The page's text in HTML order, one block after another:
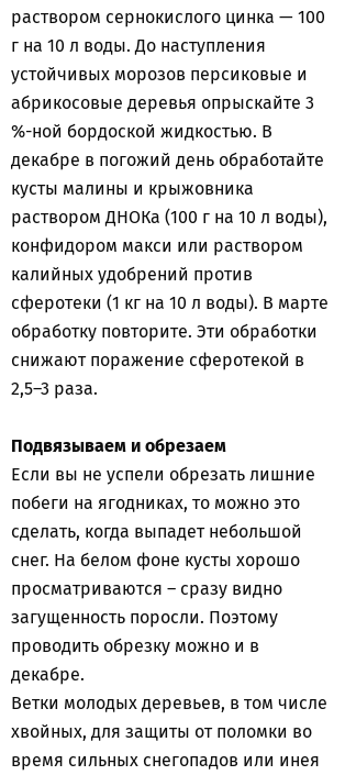
раствором сернокислого цинка — 100
г на 10 л воды. До наступления
устойчивых морозов персиковые и
абрикосовые деревья опрыскайте 3
%-ной бордоской жидкостью. В
декабре в погожий день обработайте
кусты малины и крыжовника
раствором ДНОКа (100 г на 10 л воды),
конфидором макси или раствором
калийных удобрений против
сферотеки (1 кг на 10 л воды). В марте
обработку повторите. Эти обработки
снижают поражение сферотекой в
2,5–3 раза.
Подвязываем и обрезаем
Если вы не успели обрезать лишние
побеги на ягодниках, то можно это
сделать, когда выпадет небольшой
снег. На белом фоне кусты хорошо
просматриваются – сразу видно
загущенность поросли. Поэтому
проводить обрезку можно и в
декабре.
Ветки молодых деревьев, в том числе
хвойных, для защиты от поломки во
время сильных снегопадов или инея